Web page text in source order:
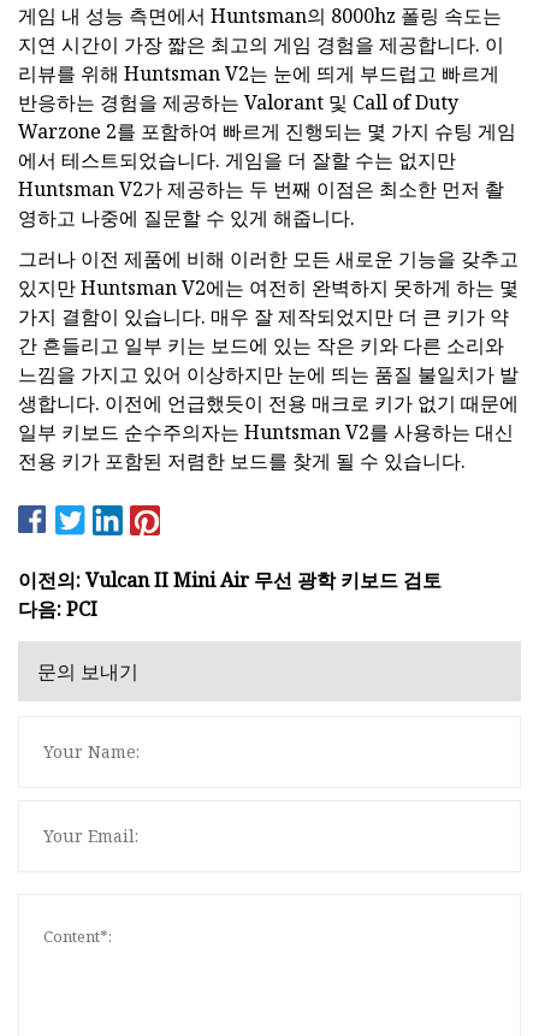
게임 내 성능 측면에서 Huntsman의 8000hz 폴링 속도는
지연 시간이 가장 짧은 최고의 게임 경험을 제공합니다. 이
리뷰를 위해 Huntsman V2는 눈에 띄게 부드럽고 빠르게
반응하는 경험을 제공하는 Valorant 및 Call of Duty
Warzone 2를 포함하여 빠르게 진행되는 몇 가지 슈팅 게임
에서 테스트되었습니다. 게임을 더 잘할 수는 없지만
Huntsman V2가 제공하는 두 번째 이점은 최소한 먼저 촬
영하고 나중에 질문할 수 있게 해줍니다.
그러나 이전 제품에 비해 이러한 모든 새로운 기능을 갖추고
있지만 Huntsman V2에는 여전히 완벽하지 못하게 하는 몇
가지 결함이 있습니다. 매우 잘 제작되었지만 더 큰 키가 약
간 흔들리고 일부 키는 보드에 있는 작은 키와 다른 소리와
느낌을 가지고 있어 이상하지만 눈에 띄는 품질 불일치가 발
생합니다. 이전에 언급했듯이 전용 매크로 키가 없기 때문에
일부 키보드 순수주의자는 Huntsman V2를 사용하는 대신
전용 키가 포함된 저렴한 보드를 찾게 될 수 있습니다.
이전의: Vulcan II Mini Air 무선 광학 키보드 검토
다음: PCI
문의 보내기